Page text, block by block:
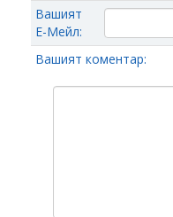
Вашият
Е-Мейл:
Вашият коментар: